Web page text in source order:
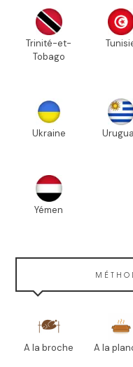
Trinité-et-
Tobago
Ukraine
Yémen
A la broche A la